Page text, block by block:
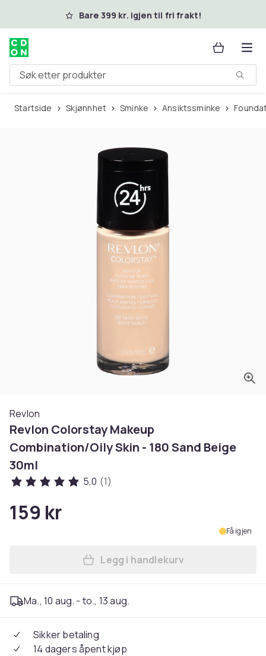
Hopp til hovedinnholdBare 399 kr. igjen til fri frakt!
Søk etter produkter
Startside Skjønnhet Sminke Ansiktssminke
Revlon
Revlon Colorstay Makeup
Combination/Oily Skin - 180 Sand Beige
30ml
5,0 (1)
159 kr
Få igjen
Legg Revlon Colorstay
Legg i handlekurv
Ma., 10 aug. - to., 13 aug.
Sikker betaling
14 dagers åpent kjøp